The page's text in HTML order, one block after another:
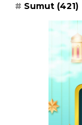
Sumut (421)